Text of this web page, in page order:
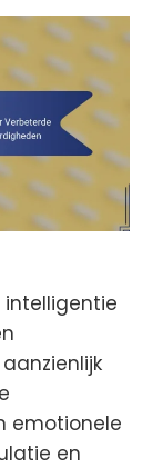
emotionele
en